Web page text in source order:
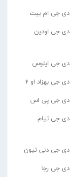
دی جی ام بیت
دی جی اودین
دی جی ایلوس
دی جی بهزاد او 2
دی جی پی اس
دی جی تیام
دی جی دنی تیون
دی جی رجا